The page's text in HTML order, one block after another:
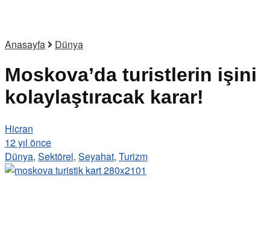
Anasayfa Dünya
Moskova’da turistlerin işini
kolaylaştıracak karar!
Hicran
12 yıl önce
Dünya, Sektörel, Seyahat, Turizm